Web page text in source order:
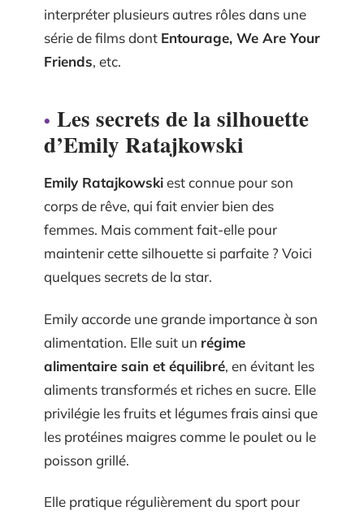
interpréter plusieurs autres rôles dans une
série de films dont Entourage, We Are Your
Friends, etc.
Les secrets de la silhouette
d’Emily Ratajkowski
Emily Ratajkowskiest connue pour son
corps de rêve, qui fait envier bien des
femmes. Mais comment fait-elle pour
maintenir cette silhouette si parfaite ? Voici
quelques secrets de la star.
Emily accorde une grande importance à son
alimentation. Elle suit un régime
alimentaire sain et équilibré, en évitant les
aliments transformés et riches en sucre. Elle
privilégie les fruits et légumes frais ainsi que
les protéines maigres comme le poulet ou le
poisson grillé.
Elle pratique régulièrement du sport pour